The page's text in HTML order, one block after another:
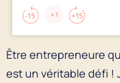
Être entrepreneure
est un véritable défi !